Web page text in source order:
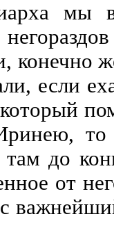
мы
конечно
если
там до
от